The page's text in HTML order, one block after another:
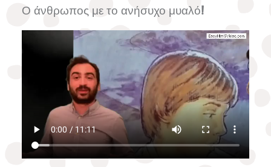
Ο άνθρωπος με το ανήσυχο μυαλό!